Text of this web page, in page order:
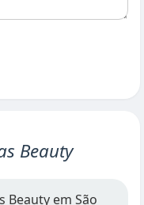
Beauty
Beauty em São